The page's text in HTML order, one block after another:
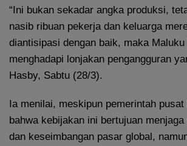
“Ini bukan sekadar angka produksi,
nasib ribuan pekerja dan keluarga
diantisipasi dengan baik, maka
menghadapi lonjakan pengangguran
Hasby, Sabtu (28/3).
Ia menilai, meskipun pemerintah pusat
bahwa kebijakan ini bertujuan
dan keseimbangan pasar global,